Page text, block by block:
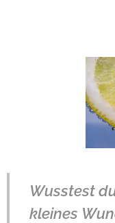
Wusstest
kleines